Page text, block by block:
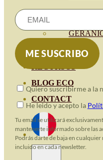
VIVERO
BLOG ECO
CONTACT
Quiero suscribirme a la
He leido y acepto la
Tu email se utilizará
mantenerte informado sobre las
Podrás darte de baja en
incluido en cada newsletter.